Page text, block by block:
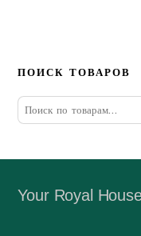
ПОИСК ТОВАРОВ
Искать:
Your Royal